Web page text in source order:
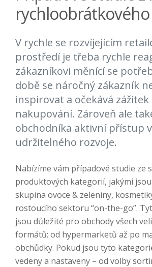
V rychle se rozvíjejícím
prostředí je třeba rychle
zákazníkovi měnící se
době se náročný zákazník
inspirovat a očekává zážitek
nakupování. Zároveň ale
obchodníka aktivní přístup
udržitelného rozvoje.
Nabízíme vám případové studie ze
produktových kategorií, jakými
skupina ovoce & zeleniny,
rostoucího sektoru “on-the-go”.
jsou důležité pro obchody všech
formátů; od hypermarketů až po
obchůdky. Pokud jsou tyto
vedeny a nastaveny – od volby